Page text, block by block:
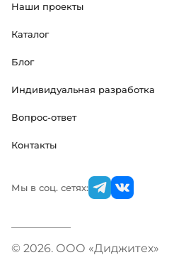
Наши проекты
Каталог
Блог
Индивидуальная разработка
Вопрос-ответ
Контакты
Мы в соц. сетях:
© 2026. ООО «Диджитех»